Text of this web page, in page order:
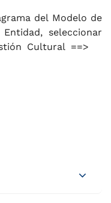
del Modelo de
seleccionar
Cultural ==>